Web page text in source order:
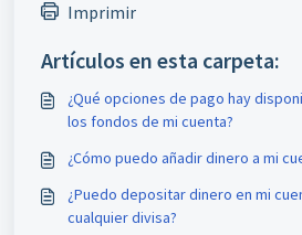
Imprimir
Artículos en esta carpeta:
¿Qué opciones de pago hay
los fondos de mi cuenta?
¿Cómo puedo añadir dinero a mi
¿Puedo depositar dinero en mi
cualquier divisa?